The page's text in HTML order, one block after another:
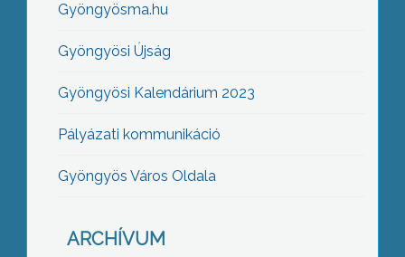
Gyöngyösma.hu
Gyöngyösi Újság
Gyöngyösi Kalendárium 2023
Pályázati kommunikáció
Gyöngyös Város Oldala
ARCHÍVUM